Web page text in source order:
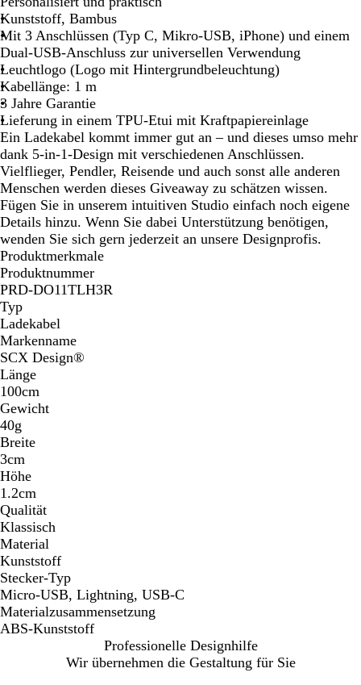
a
u
/
H
o
l
z
t
/
H
o
l
z
h
w
a
r
z
/
H
o
l
z
Kunststoff, Bambus
Mit 3 Anschlüssen (Typ C, Mikro-USB, iPhone) und einem
Dual-USB-Anschluss zur universellen Verwendung
Leuchtlogo (Logo mit Hintergrundbeleuchtung)
Kabellänge: 1 m
3 Jahre Garantie
Lieferung in einem TPU-Etui mit Kraftpapiereinlage
Ein Ladekabel kommt immer gut an – und dieses umso mehr
dank 5-in-1-Design mit verschiedenen Anschlüssen.
Vielflieger, Pendler, Reisende und auch sonst alle anderen
Menschen werden dieses Giveaway zu schätzen wissen.
Fügen Sie in unserem intuitiven Studio einfach noch eigene
Details hinzu. Wenn Sie dabei Unterstützung benötigen,
wenden Sie sich gern jederzeit an unsere Designprofis.
Produktmerkmale
Produktnummer
PRD-DO11TLH3R
Typ
Ladekabel
Markenname
SCX Design®
Länge
100cm
Gewicht
40g
Breite
3cm
Höhe
1.2cm
Qualität
Klassisch
Material
Kunststoff
Stecker-Typ
Micro-USB, Lightning, USB-C
Materialzusammensetzung
ABS-Kunststoff
Professionelle Designhilfe
Wir übernehmen die Gestaltung für Sie